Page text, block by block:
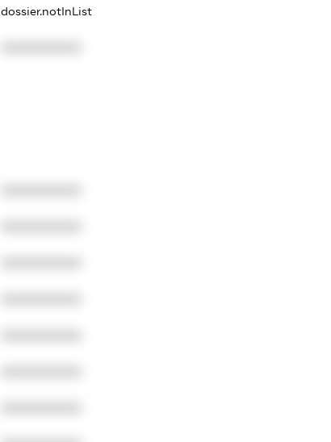
dossier.notInList